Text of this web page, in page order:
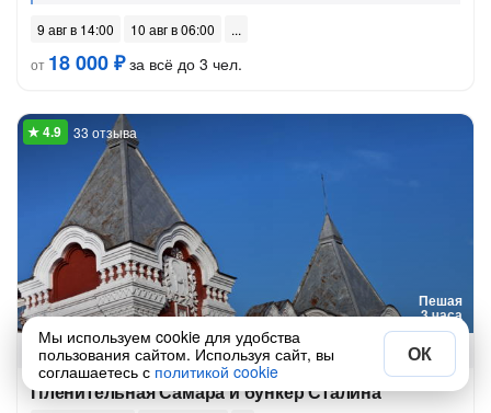
9 авг в 14:00
10 авг в 06:00
от 18 000 ₽за всё до 3 чел.
Пешая
3 часа
33 отзыва
Групповая до 25 чел.
Пленительная Самара и бункер Сталина
Мы используем cookie для удобства
пользования сайтом. Используя сайт, вы
соглашаетесь с политикой cookie
ОК